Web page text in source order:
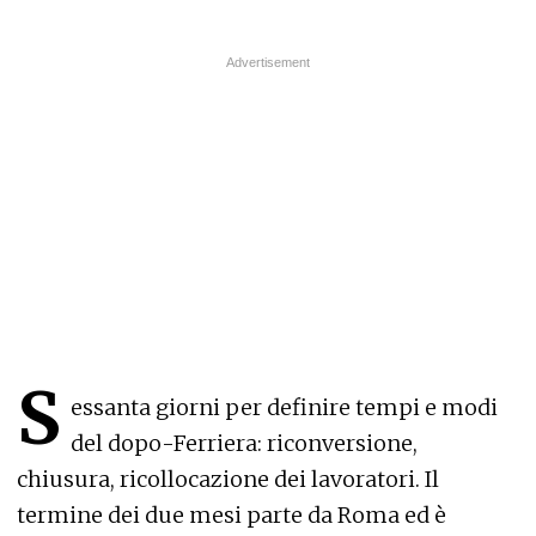
S essanta giorni per definire tempi e modi
del dopo-Ferriera: riconversione,
chiusura, ricollocazione dei lavoratori. Il
termine dei due mesi parte da Roma ed è